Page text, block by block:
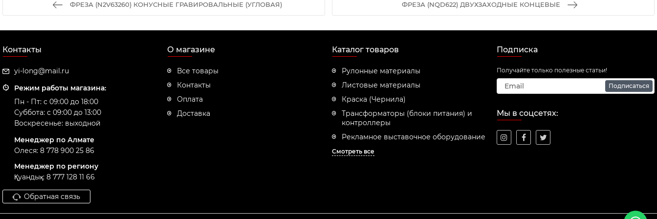
ФРЕЗА (N2V63260) КОНУСНЫЕ ГРАВИРОВАЛЬНЫЕ (УГЛОВАЯ) ФРЕЗА (NQD622) ДВУХЗАХОДНЫЕ КОНЦЕВЫЕ
Контакты
yi-long@mail.ru
Режим работы магазина:
Пн - Пт: с 09:00 до 18:00
Суббота: с 09:00 до 13:00
Воскресенье: выходной
Менеджер по Алмате
Олеся: 8 778 900 25 86
Менеджер по региону
Қуандық: 8 777 128 11 66
Обратная связь
О магазине
Все товары
Контакты
Оплата
Доставка
Каталог товаров
Рулонные материалы
Листовые материалы
Краска (Чернила)
Трансформаторы (блоки питания) и
контроллеры
Рекламное выставочное оборудование
Смотреть все
Подписка
Получайте только полезные статьи!
Подписаться
Мы в соцсетях: